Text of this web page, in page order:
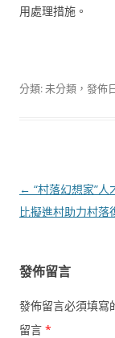
用處理措施。
分類: 未分類，發佈
文
章
← “村落幻想家”
比擬進村助力村落
發佈留言
發佈留言必須填寫
留言 *